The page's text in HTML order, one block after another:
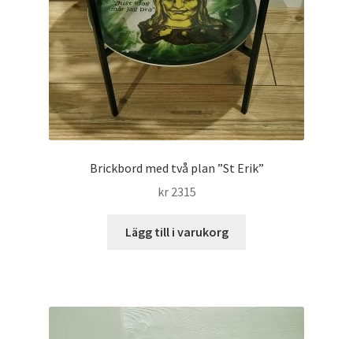
Brickbord med två plan ”St Erik”
kr2315
Lägg till i varukorg